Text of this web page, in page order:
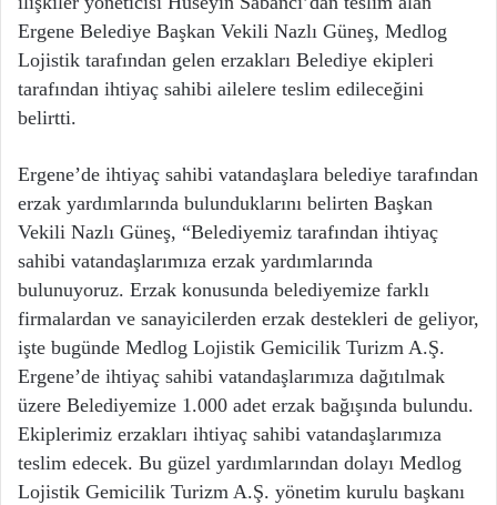
Ergene Belediye Başkan Vekili Nazlı Güneş, Medlog
Lojistik tarafından gelen erzakları Belediye ekipleri
tarafından ihtiyaç sahibi ailelere teslim edileceğini
belirtti.
Ergene’de ihtiyaç sahibi vatandaşlara belediye tarafından
erzak yardımlarında bulunduklarını belirten Başkan
Vekili Nazlı Güneş, “Belediyemiz tarafından ihtiyaç
sahibi vatandaşlarımıza erzak yardımlarında
bulunuyoruz. Erzak konusunda belediyemize farklı
firmalardan ve sanayicilerden erzak destekleri de geliyor,
işte bugünde Medlog Lojistik Gemicilik Turizm A.Ş.
Ergene’de ihtiyaç sahibi vatandaşlarımıza dağıtılmak
üzere Belediyemize 1.000 adet erzak bağışında bulundu.
Ekiplerimiz erzakları ihtiyaç sahibi vatandaşlarımıza
teslim edecek. Bu güzel yardımlarından dolayı Medlog
Lojistik Gemicilik Turizm A.Ş. yönetim kurulu başkanı